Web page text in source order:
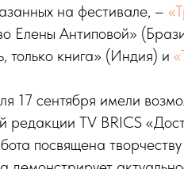
на фестивале, –
Елены Антиповой»
книга» (Индия) и
17 сентября имели
редакции TV BRICS
посвящена творчеству